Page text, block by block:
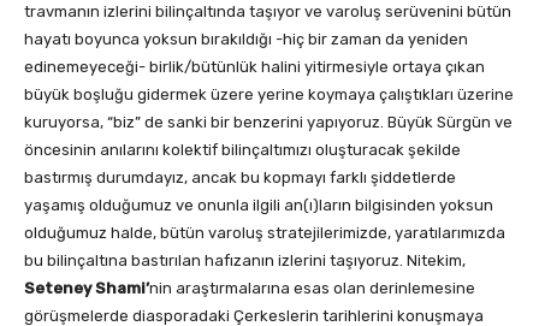
travmanın izlerini bilinçaltında taşıyor ve varoluş serüvenini bütün
hayatı boyunca yoksun bırakıldığı -hiç bir zaman da yeniden
edinemeyeceği- birlik/bütünlük halini yitirmesiyle ortaya çıkan
büyük boşluğu gidermek üzere yerine koymaya çalıştıkları üzerine
kuruyorsa, “biz” de sanki bir benzerini yapıyoruz. Büyük Sürgün ve
öncesinin anılarını kolektif bilinçaltımızı oluşturacak şekilde
bastırmış durumdayız, ancak bu kopmayı farklı şiddetlerde
yaşamış olduğumuz ve onunla ilgili an(ı)ların bilgisinden yoksun
olduğumuz halde, bütün varoluş stratejilerimizde, yaratılarımızda
bu bilinçaltına bastırılan hafızanın izlerini taşıyoruz. Nitekim,
Seteney Shami’nin araştırmalarına esas olan derinlemesine
görüşmelerde diasporadaki Çerkeslerin tarihlerini konuşmaya